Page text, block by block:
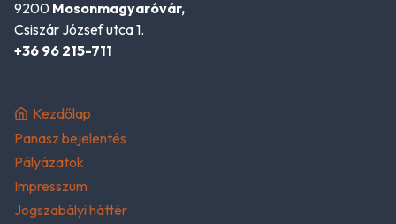
9200 Mosonmagyaróvár,
Csiszár József utca 1.
+36 96 215-711
Kezdőlap
Panasz bejelentés
Pályázatok
Impresszum
Jogszabályi háttér